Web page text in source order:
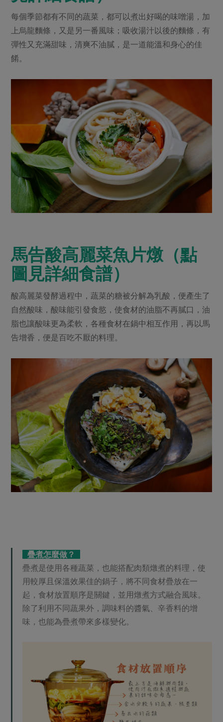
每個季節都有不同的蔬菜，都可以煮出好喝的味噌湯，加
上烏龍麵條，又是另一番風味；吸收湯汁以後的麵條，有
彈性又充滿甜味，清爽不油膩，是一道能溫和身心的佳
餚。
馬告酸高麗菜魚片燉（點
圖見詳細食譜）
酸高麗菜發酵過程中，蔬菜的糖被分解為乳酸，便產生了
自然酸味，酸味能引發食慾，使食材的油脂不再膩口，油
脂也讓酸味更為柔軟，各種食材在鍋中相互作用，再以馬
告增香，便是百吃不厭的料理。
疊煮怎麼做？
疊煮是使用各種蔬菜，也能搭配肉類燉煮的料理，使
用較厚且保溫效果佳的鍋子，將不同食材疊放在一
起，食材放置順序是關鍵，並用燉煮方式融合風味。
除了利用不同蔬果外，調味料的醬氣、辛香料的增
味，也能為疊煮帶來多樣變化。